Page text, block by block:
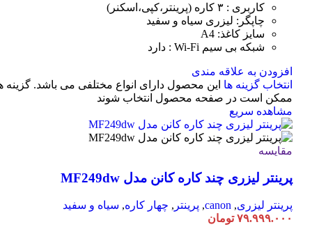
کاربری : ۳ کاره (پرینتر،کپی،اسکنر)
چاپگر: لیزری سیاه و سفید
سایز کاغذ: A4
شبکه بی سیم Wi-Fi : دارد
افزودن به علاقه مندی
انتخاب گزینه ها این محصول دارای انواع مختلفی می باشد. گزینه
ممکن است در صفحه محصول انتخاب شوند
مشاهده سریع
مقایسه
پرینتر لیزری چند کاره کانن مدل MF249dw
پرینتر لیزری,
canon
, پرینتر , چهار کاره, سیاه و سفید
۷۹.۹۹۹.۰۰۰ تومان